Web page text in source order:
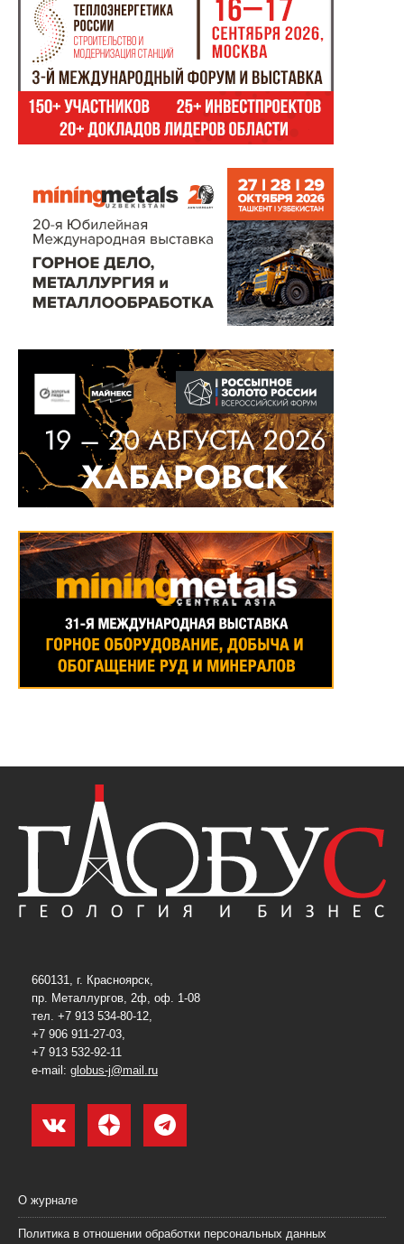
660131, г. Красноярск,
пр. Металлургов, 2ф, оф. 1-08
тел. +7 913 534-80-12,
+7 906 911-27-03,
+7 913 532-92-11
e-mail: globus-j@mail.ru
О журнале
Политика в отношении обработки персональных данных